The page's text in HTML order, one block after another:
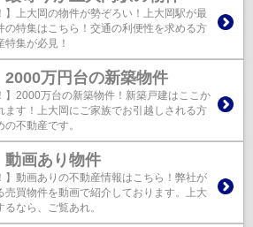
】上大岡の物件が勢ぞろい！上大岡駅が最
の特集はこちら！交通の利便性を求める方
特集が必見！
2000万円台の新築物件
】2000万台の新築物件！新築戸建はここか
ます！上大岡にご家族でお引越しされる方
不動産です。
動画あり物件
】動画ありの不動産情報はこちら！弊社が
売買物件を動画で紹介しております。上大
るなら、ご覧あれ。